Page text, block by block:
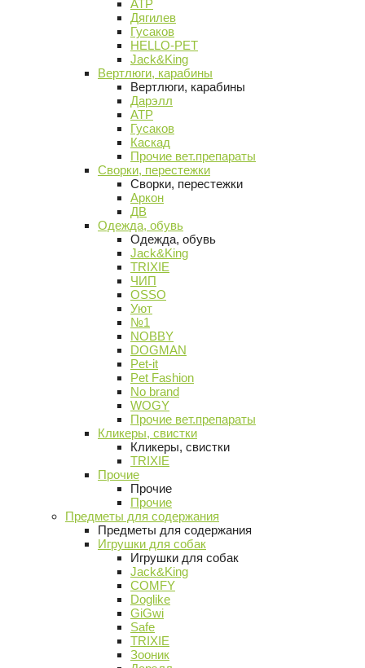
АТР
Дягилев
Гусаков
HELLO-PET
Jack&King
Вертлюги, карабины
Вертлюги, карабины
Дарэлл
АТР
Гусаков
Каскад
Прочие вет.препараты
Сворки, перестежки
Сворки, перестежки
Аркон
ДВ
Одежда, обувь
Одежда, обувь
Jack&King
TRIXIE
ЧИП
OSSO
Уют
№1
NOBBY
DOGMAN
Pet-it
Pet Fashion
No brand
WOGY
Прочие вет.препараты
Кликеры, свистки
Кликеры, свистки
TRIXIE
Прочие
Прочие
Прочие
Предметы для содержания
Предметы для содержания
Игрушки для собак
Игрушки для собак
Jack&King
COMFY
Doglike
GiGwi
Safe
TRIXIE
Зооник